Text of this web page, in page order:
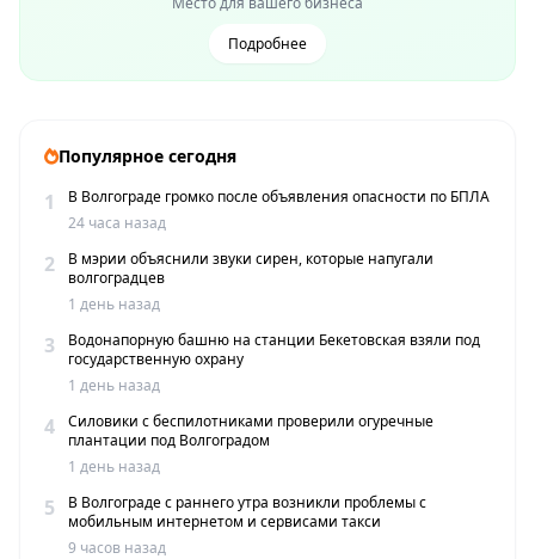
Подробнее
Популярное сегодня
1
В Волгограде громко после объявления опасности по БПЛА
24 часа назад
2
В мэрии объяснили звуки сирен, которые напугали
волгоградцев
1 день назад
3
Водонапорную башню на станции Бекетовская взяли под
государственную охрану
1 день назад
4
Силовики с беспилотниками проверили огуречные
плантации под Волгоградом
1 день назад
5
В Волгограде с раннего утра возникли проблемы с
мобильным интернетом и сервисами такси
9 часов назад